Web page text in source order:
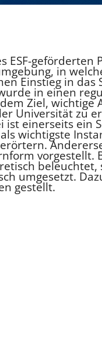
ESF-geförderten
in
Einstieg in
in einen
Ziel, wichtige
Universität zu
ist einerseits ein
wichtigste
vorgestellt.
umgesetzt.
gestellt.